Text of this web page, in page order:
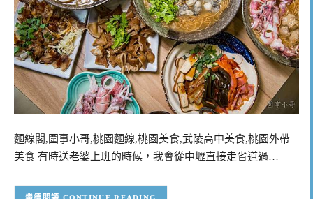
麵線閣,圍事小哥,桃園麵線,桃園美食,武陵高中美食,桃園外帶
美食 有時送老婆上班的時候，我會從中壢直接走省道過…